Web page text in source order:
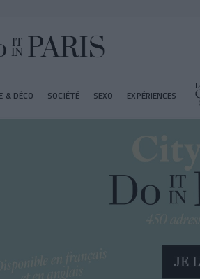
& DÉCO SOCIÉTÉ SEXO EXPÉRIENCES